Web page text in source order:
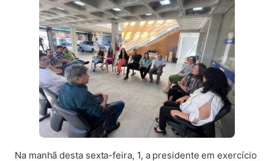
Na manhã desta sexta-feira, 1, a presidente em exercício